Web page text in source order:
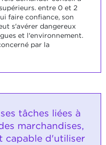
entre 0 et 2
faire confiance, son
s'avérer dangereux
et l'environnement.
par la
tâches liées à
marchandises,
capable d'utiliser